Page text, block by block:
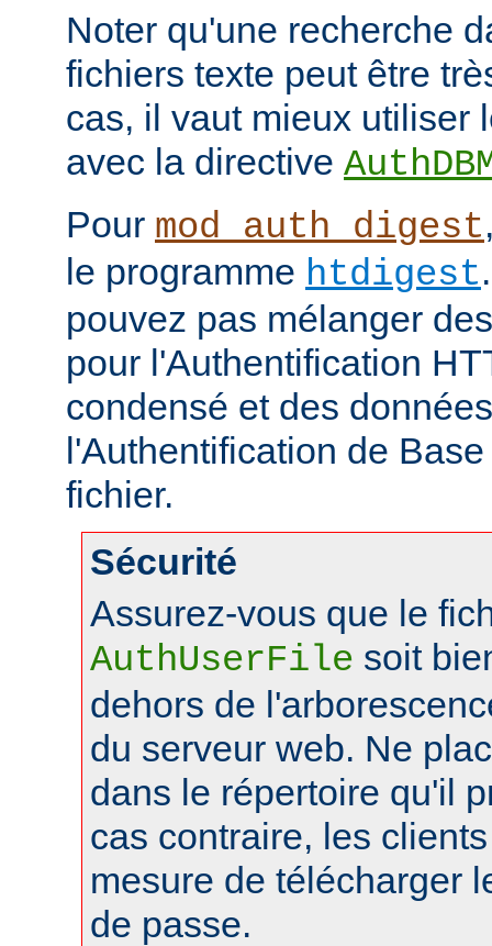
Noter qu'une recherche
fichiers texte peut être
cas, il vaut mieux utiliser
avec la directive
Pour mod_auth_digest
le programme htdigest
pouvez pas mélanger
pour l'Authentification
condensé et des
l'Authentification de
fichier.
Sécurité
Assurez-vous que le
AuthUserFile soit
dehors de
du serveur web. Ne
dans le répertoire qu'il
cas contraire, les
mesure de télécharger
de passe.